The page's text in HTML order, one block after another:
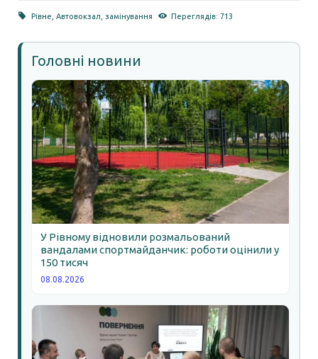
Рівне,Автовокзал,замінування Переглядів: 713
Головні новини
У Рівному відновили розмальований
вандалами спортмайданчик: роботи оцінили у
150 тисяч
08.08.2026